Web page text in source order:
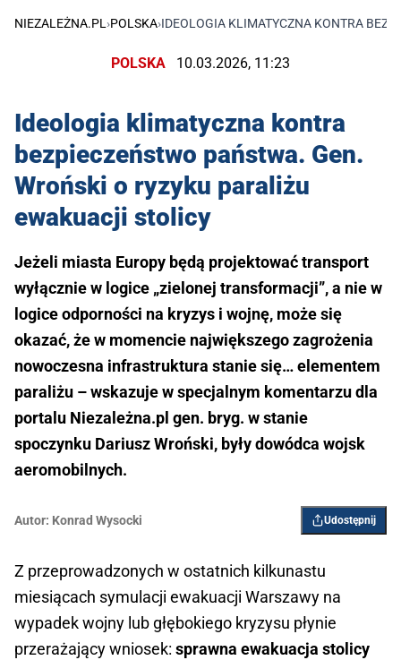
NIEZALEŻNA.PL ›POLSKA›IDEOLOGIA KLIMATYCZNA KONTRA
POLSKA 10.03.2026, 11:23
Ideologia klimatyczna kontra
bezpieczeństwo państwa. Gen.
Wroński o ryzyku paraliżu
ewakuacji stolicy
Jeżeli miasta Europy będą projektować transport
wyłącznie w logice „zielonej transformacji”, a nie w
logice odporności na kryzys i wojnę, może się
okazać, że w momencie największego zagrożenia
nowoczesna infrastruktura stanie się… elementem
paraliżu – wskazuje w specjalnym komentarzu dla
portalu Niezależna.pl gen. bryg. w stanie
spoczynku Dariusz Wroński, były dowódca wojsk
aeromobilnych.
Autor: Konrad Wysocki Udostępnij
Z przeprowadzonych w ostatnich kilkunastu
miesiącach symulacji ewakuacji Warszawy na
wypadek wojny lub głębokiego kryzysu płynie
przerażający wniosek: sprawna ewakuacja stolicy